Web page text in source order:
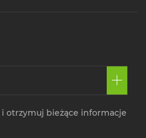
otrzymuj bieżące informacje